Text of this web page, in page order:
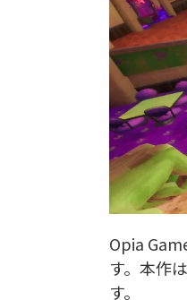
Opia
す。本作
す。